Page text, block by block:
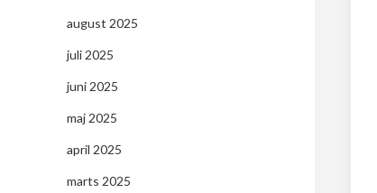
august 2025
juli 2025
juni 2025
maj 2025
april 2025
marts 2025